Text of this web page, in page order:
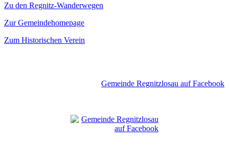
Zu den Regnitz-Wanderwegen
Zur Gemeindehomepage
Zum Historischen Verein
Gemeinde Regnitzlosau auf Facebook